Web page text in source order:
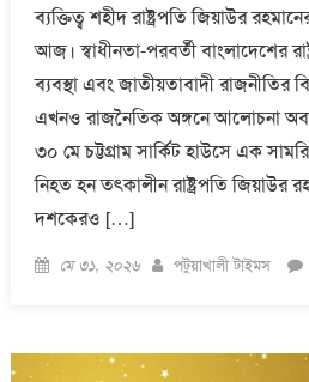
ব্যক্তিত্ব শহীদ রাষ্ট্রপতি জিয়াউর
আজ। স্বাধীনতা-পরবর্তী বাংলাদেশের
ব্যবস্থা এবং জাতীয়তাবাদী রাজনীতির
এখনও রাজনৈতিক অঙ্গনে আলোচনা
৩০ মে চট্টগ্রাম সার্কিট হাউসে এক
নিহত হন তৎকালীন রাষ্ট্রপতি জিয়াউর
দশকেরও […]
Posted
মে ৩১, ২০২৬ Author
পটুয়াখালী টাইমস